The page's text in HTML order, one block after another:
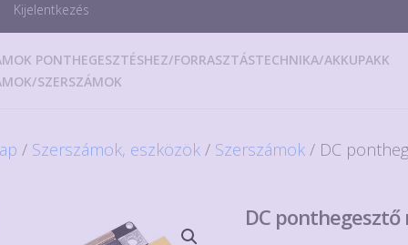
Kijelentkezés
PONTHEGESZTÉSHEZ/FORRASZTÁSTECHNIKA/AKKUPAKK
/SZERSZÁMOK
/ Szerszámok, eszközök / Szerszámok / DC
DC ponthegesztő